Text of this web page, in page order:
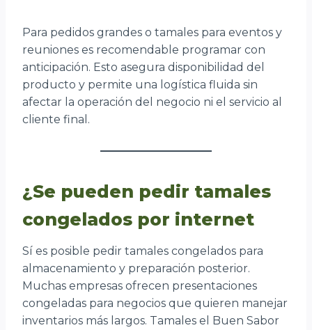
Para pedidos grandes o tamales para eventos y
reuniones es recomendable programar con
anticipación. Esto asegura disponibilidad del
producto y permite una logística fluida sin
afectar la operación del negocio ni el servicio al
cliente final.
¿Se pueden pedir tamales
congelados por internet
Sí es posible pedir tamales congelados para
almacenamiento y preparación posterior.
Muchas empresas ofrecen presentaciones
congeladas para negocios que quieren manejar
inventarios más largos. Tamales el Buen Sabor